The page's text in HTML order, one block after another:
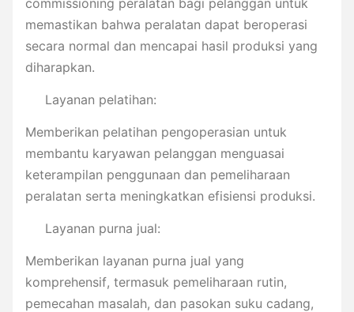
memastikan bahwa peralatan dapat beroperasi
secara normal dan mencapai hasil produksi yang
diharapkan.
Layanan pelatihan:
Memberikan pelatihan pengoperasian untuk
membantu karyawan pelanggan menguasai
keterampilan penggunaan dan pemeliharaan
peralatan serta meningkatkan efisiensi produksi.
Layanan purna jual:
Memberikan layanan purna jual yang
komprehensif, termasuk pemeliharaan rutin,
pemecahan masalah, dan pasokan suku cadang,